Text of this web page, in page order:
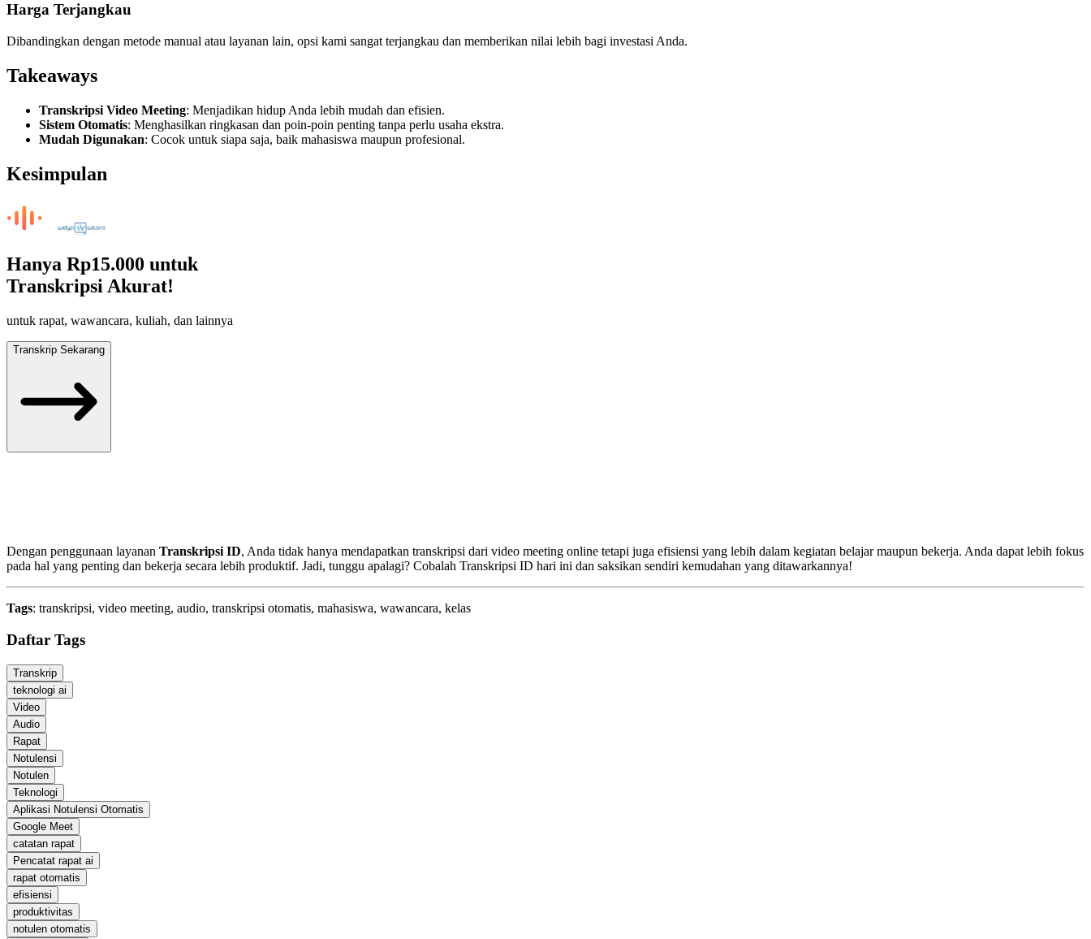
Harga Terjangkau
Dibandingkan dengan metode manual atau layanan lain, opsi kami sangat terjangkau dan memberikan nilai lebih bagi investasi Anda.
Takeaways
Transkripsi Video Meeting: Menjadikan hidup Anda lebih mudah dan efisien.
Sistem Otomatis: Menghasilkan ringkasan dan poin-poin penting tanpa perlu usaha ekstra.
Mudah Digunakan: Cocok untuk siapa saja, baik mahasiswa maupun profesional.
Kesimpulan
Hanya Rp15.000 untuk
Transkripsi Akurat!
untuk rapat, wawancara, kuliah, dan lainnya
Transkrip Sekarang
Dengan penggunaan layanan Transkripsi ID, Anda tidak hanya mendapatkan transkripsi dari video meeting online tetapi juga efisiensi yang lebih dalam kegiatan belajar maupun bekerja. Anda dapat lebih fokus
pada hal yang penting dan bekerja secara lebih produktif. Jadi, tunggu apalagi? Cobalah Transkripsi ID hari ini dan saksikan sendiri kemudahan yang ditawarkannya!
Tags: transkripsi, video meeting, audio, transkripsi otomatis, mahasiswa, wawancara, kelas
Daftar Tags
Transkrip
teknologi ai
Video
Audio
Rapat
Notulensi
Notulen
Teknologi
Aplikasi Notulensi Otomatis
Google Meet
catatan rapat
Pencatat rapat ai
rapat otomatis
efisiensi
produktivitas
notulen otomatis